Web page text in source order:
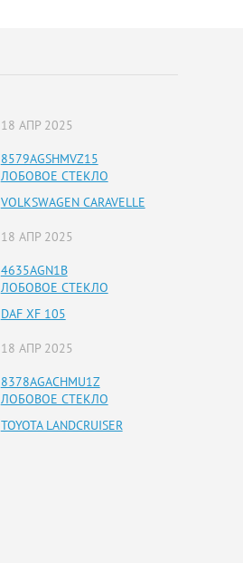
18 АПР 2025
8579AGSHMVZ15
ЛОБОВОЕ СТЕКЛО
VOLKSWAGEN CARAVELLE
18 АПР 2025
4635AGN1B
ЛОБОВОЕ СТЕКЛО
DAF XF 105
18 АПР 2025
8378AGACHMU1Z
ЛОБОВОЕ СТЕКЛО
TOYOTA LANDCRUISER